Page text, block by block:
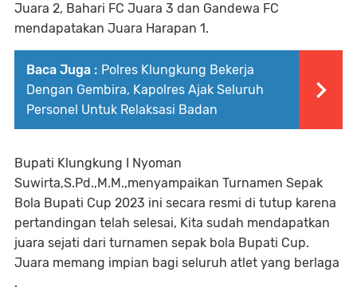
Juara 2, Bahari FC Juara 3 dan Gandewa FC
mendapatakan Juara Harapan 1.
Baca Juga : Polres Klungkung Bekerja
Dengan Gembira, Kapolres Ajak Seluruh
Personel Untuk Relaksasi Badan
Bupati Klungkung I Nyoman
Suwirta,S.Pd.,M.M.,menyampaikan Turnamen Sepak
Bola Bupati Cup 2023 ini secara resmi di tutup karena
pertandingan telah selesai, Kita sudah mendapatkan
juara sejati dari turnamen sepak bola Bupati Cup.
Juara memang impian bagi seluruh atlet yang berlaga
.